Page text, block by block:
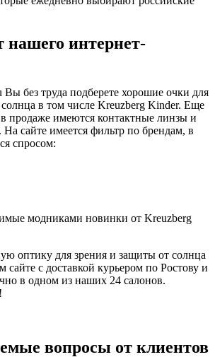
нашего интернет-
без труда подберете хорошие очки для
в том числе Kreuzberg Kinder. Еще
продаже имеются контактные линзы и
сайте имеется фильтр по брендам, в
спросом:
модниками новинки от Kreuzberg
оптику для зрения и защиты от солнца
с доставкой курьером по Ростову и
в одном из наших 24 салонов.
вопросы от клиентов